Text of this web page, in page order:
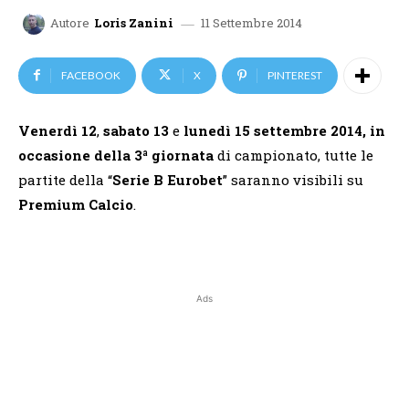
Autore Loris Zanini 11 Settembre 2014
FACEBOOK X PINTEREST
Venerdì 12, sabato 13 e lunedì 15 settembre 2014, in
occasione della 3ª giornata di campionato, tutte le
partite della “Serie B Eurobet” saranno visibili su
Premium Calcio.
Ads